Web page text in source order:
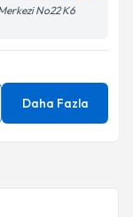
No22 K6
Daha Fazla